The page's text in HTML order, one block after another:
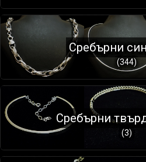
Сребърни
(344)
Сребърни
(3)